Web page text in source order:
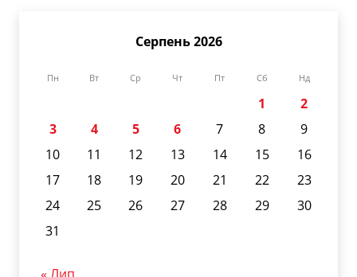
Серпень 2026
Пн Вт Ср Чт Пт Сб Нд
1
2
3
4 5 6 7 8
9
10
11 12 13 14 15
16
17
18 19 20 21 22
23
24
25 26 27 28 29
30
31
« Лип